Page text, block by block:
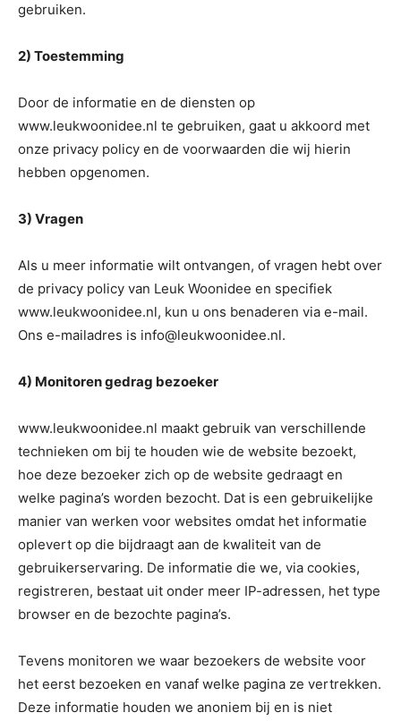
gebruiken.
2) Toestemming
Door de informatie en de diensten op
www.leukwoonidee.nl te gebruiken, gaat u akkoord met
onze privacy policy en de voorwaarden die wij hierin
hebben opgenomen.
3) Vragen
Als u meer informatie wilt ontvangen, of vragen hebt over
de privacy policy van Leuk Woonidee en specifiek
www.leukwoonidee.nl, kun u ons benaderen via e-mail.
Ons e-mailadres is info@leukwoonidee.nl.
4) Monitoren gedrag bezoeker
www.leukwoonidee.nl maakt gebruik van verschillende
technieken om bij te houden wie de website bezoekt,
hoe deze bezoeker zich op de website gedraagt en
welke pagina’s worden bezocht. Dat is een gebruikelijke
manier van werken voor websites omdat het informatie
oplevert op die bijdraagt aan de kwaliteit van de
gebruikerservaring. De informatie die we, via cookies,
registreren, bestaat uit onder meer IP-adressen, het type
browser en de bezochte pagina’s.
Tevens monitoren we waar bezoekers de website voor
het eerst bezoeken en vanaf welke pagina ze vertrekken.
Deze informatie houden we anoniem bij en is niet